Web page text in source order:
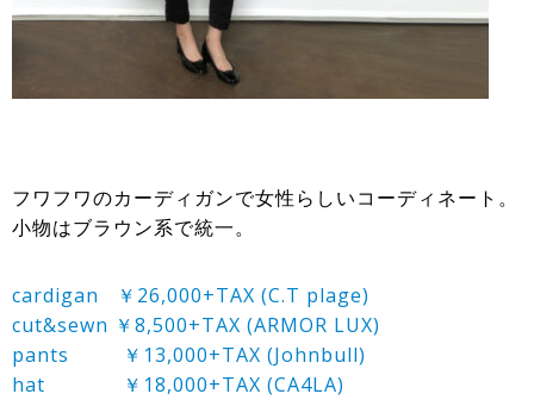
フワフワのカーディガンで女性らしいコーディネート。
小物はブラウン系で統一。
cardigan ￥26,000+TAX (C.T plage)
cut&sewn ￥8,500+TAX (ARMOR LUX)
pants ￥13,000+TAX (Johnbull)
hat ￥18,000+TAX (CA4LA)